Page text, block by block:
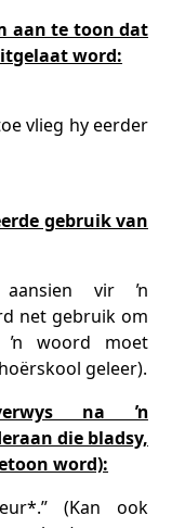
aan te toon dat
word:
vlieg hy eerder
gebruik van
vir ŉ
net gebruik om
woord moet
geleer).
na ŉ
die bladsy,
word):
(Kan ook